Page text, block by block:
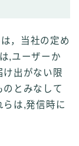
，当社の定め
,ユーザーか
け出がない限
のとみなして
らは,発信時に